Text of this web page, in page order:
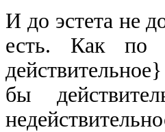
И до эстета не
есть. Как по
бы